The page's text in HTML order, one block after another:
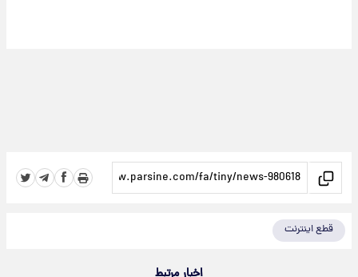
قطع اینترنت